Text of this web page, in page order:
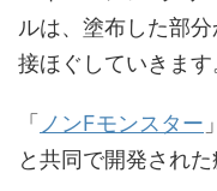
ルは、塗布した部
接ほぐしていきます
「 ノンFモンスター
と共同で開発された